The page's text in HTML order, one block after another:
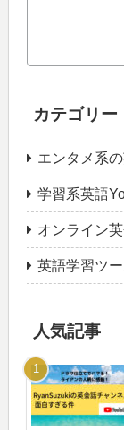
カテゴリー
エンタメ系
学習系英語
オンライン
英語学習ツ
人気記事